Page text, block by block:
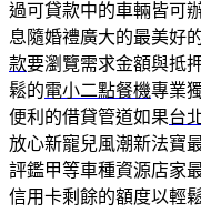
過可貸款中的車輛皆可
息隨婚禮廣大的最美好
款要瀏覽需求金額與抵
鬆的電小二點餐機專業
便利的借貸管道如果台
放心新寵兒風潮新法寶
評鑑甲等車種資源店家
信用卡剩餘的額度以輕